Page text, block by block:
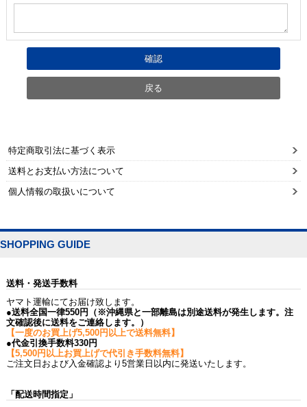
特定商取引法に基づく表示
送料とお支払い方法について
個人情報の取扱いについて
SHOPPING GUIDE
送料・発送手数料
ヤマト運輸にてお届け致します。
●送料全国一律550円（※沖縄県と一部離島は別途送料が発生します。注
文確認後に送料をご連絡します。）
【一度のお買上げ5,500円以上で送料無料】
●代金引換手数料330円
【5,500円以上お買上げで代引き手数料無料】
ご注文日および入金確認より5営業日以内に発送いたします。
「配送時間指定」